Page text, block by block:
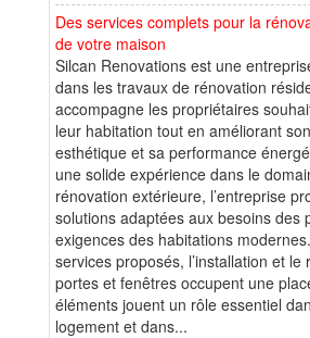
Des services complets pour la
de votre maison
Silcan Renovations est une
dans les travaux de rénovation
accompagne les propriétaires
leur habitation tout en améliorant
esthétique et sa performance
une solide expérience dans le
rénovation extérieure, l’entreprise
solutions adaptées aux besoins des
exigences des habitations
services proposés, l’installation et
portes et fenêtres occupent une
éléments jouent un rôle essentiel
logement et dans...